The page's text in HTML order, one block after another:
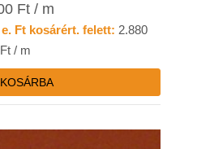
Ft / m
Ft kosárért. felett: 2.880
Ft / m
KOSÁRBA